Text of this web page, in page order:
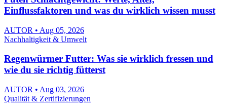
Einflussfaktoren und was du wirklich wissen musst
AUTOR • Aug 05, 2026
Nachhaltigkeit & Umwelt
Regenwürmer Futter: Was sie wirklich fressen und
wie du sie richtig fütterst
AUTOR • Aug 03, 2026
Qualität & Zertifizierungen